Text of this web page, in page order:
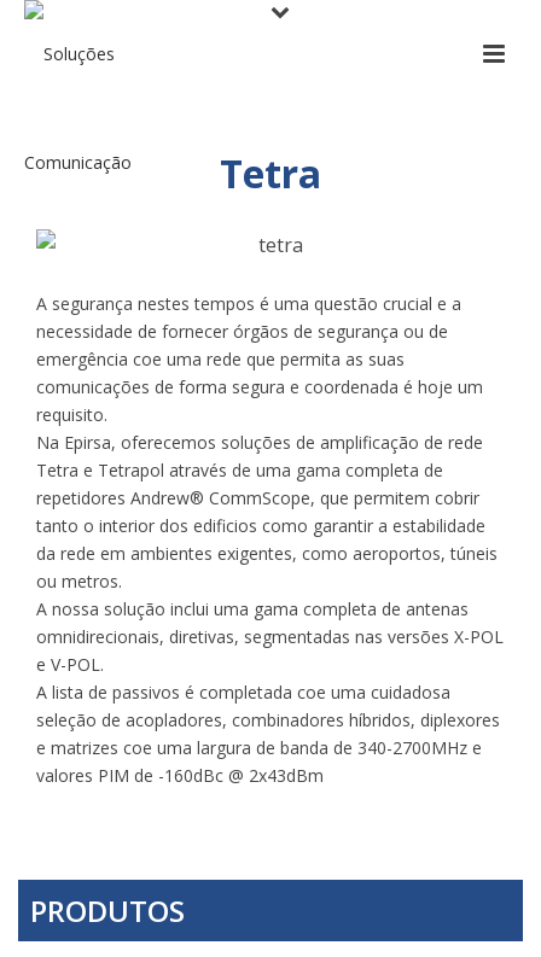
Tetra
A segurança nestes tempos é uma questão crucial e a
necessidade de fornecer órgãos de segurança ou de
emergência coe uma rede que permita as suas
comunicações de forma segura e coordenada é hoje um
requisito.
Na Epirsa, oferecemos soluções de amplificação de rede
Tetra e Tetrapol através de uma gama completa de
repetidores Andrew® CommScope, que permitem cobrir
tanto o interior dos edificios como garantir a estabilidade
da rede em ambientes exigentes, como aeroportos, túneis
ou metros.
A nossa solução inclui uma gama completa de antenas
omnidirecionais, diretivas, segmentadas nas versões X-POL
e V-POL.
A lista de passivos é completada coe uma cuidadosa
seleção de acopladores, combinadores híbridos, diplexores
e matrizes coe uma largura de banda de 340-2700MHz e
valores PIM de -160dBc @ 2x43dBm
PRODUTOS